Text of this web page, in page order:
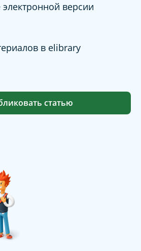
версии
в elibrary
статью